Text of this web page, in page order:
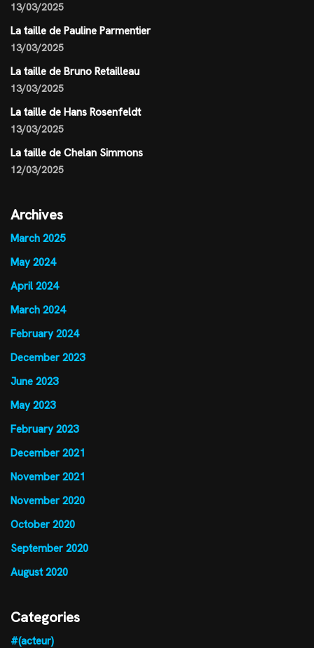
13/03/2025
La taille de Pauline Parmentier
13/03/2025
La taille de Bruno Retailleau
13/03/2025
La taille de Hans Rosenfeldt
13/03/2025
La taille de Chelan Simmons
12/03/2025
Archives
March 2025
May 2024
April 2024
March 2024
February 2024
December 2023
June 2023
May 2023
February 2023
December 2021
November 2021
November 2020
October 2020
September 2020
August 2020
Categories
#(acteur)